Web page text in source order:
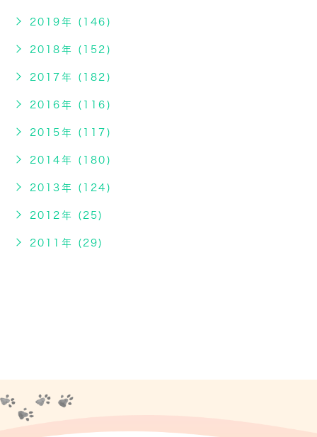
2019年 (146)
2018年 (152)
2017年 (182)
2016年 (116)
2015年 (117)
2014年 (180)
2013年 (124)
2012年 (25)
2011年 (29)